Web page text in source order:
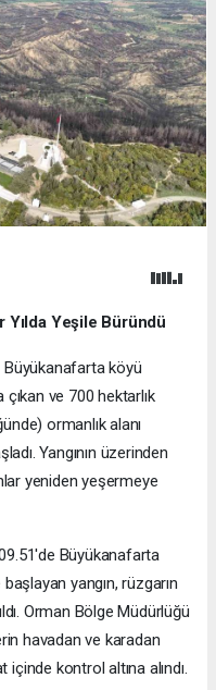
Yılda Yeşile Büründü
Büyükanafarta köyü
çıkan ve 700 hektarlık
ormanlık alanı
Yangının üzerinden
yeniden yeşermeye
Büyükanafarta
yangın, rüzgarın
Orman Bölge Müdürlüğü
havadan ve karadan
kontrol altına alındı.